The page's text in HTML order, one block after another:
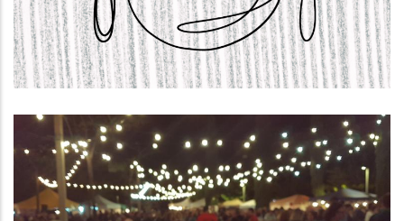
Educació,S. socials
El Consell Comarcal Del Baix
Penedès S’adhereix Als Plans